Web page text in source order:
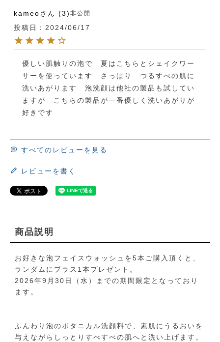
kameo 3 非公開
投稿日 2024/06/17
優しい肌触りの泡で　夏はこちらとシェイクワー
サーを使っています　さっぱり　つるすべの肌に
洗いあがります　泡洗顔は他社の製品も試してい
ますが　こちらの製品が一番優しく洗いあがりが
すべてのレビューを見る
レビューを書く
商品説明
お好きな泡フェイスウォッシュを5本ご購入頂くと、
ランダムにプラス1本プレゼント。
2026年9月30日（水）までの期間限定となっており
ます。
ふんわり泡のボタニカル洗顔料で、素肌にうるおいを
与えながらしっとりすべすべの肌へと洗い上げます。